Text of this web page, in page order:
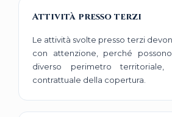
Attività presso terzi
Le attività svolte presso terzi
con attenzione, perché
diverso perimetro territoriale,
contrattuale della copertura.